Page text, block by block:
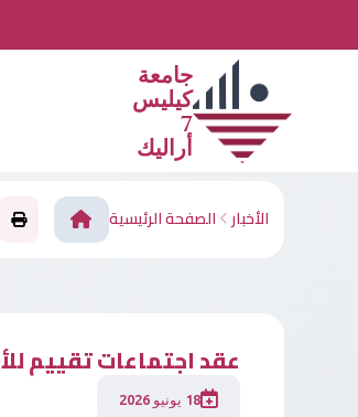
جامعة
كيليس
7
أراليك
الصفحة الرئيسية الأخبار
عقد اجتماعات تقييم
18 يونيو 2026